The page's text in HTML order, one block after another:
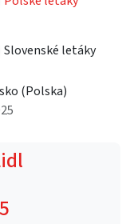
Slovenské letáky
(Polska)